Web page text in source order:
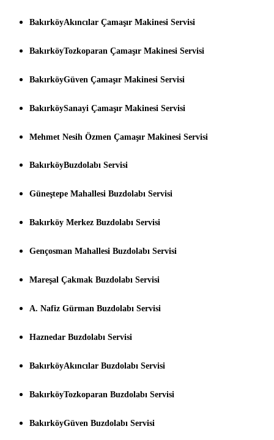
BakırköyAkıncılar Çamaşır Makinesi Servisi
BakırköyTozkoparan Çamaşır Makinesi Servisi
BakırköyGüven Çamaşır Makinesi Servisi
BakırköySanayi Çamaşır Makinesi Servisi
Mehmet Nesih Özmen Çamaşır Makinesi Servisi
BakırköyBuzdolabı Servisi
Güneştepe Mahallesi Buzdolabı Servisi
Bakırköy Merkez Buzdolabı Servisi
Gençosman Mahallesi Buzdolabı Servisi
Mareşal Çakmak Buzdolabı Servisi
A. Nafiz Gürman Buzdolabı Servisi
Haznedar Buzdolabı Servisi
BakırköyAkıncılar Buzdolabı Servisi
BakırköyTozkoparan Buzdolabı Servisi
BakırköyGüven Buzdolabı Servisi